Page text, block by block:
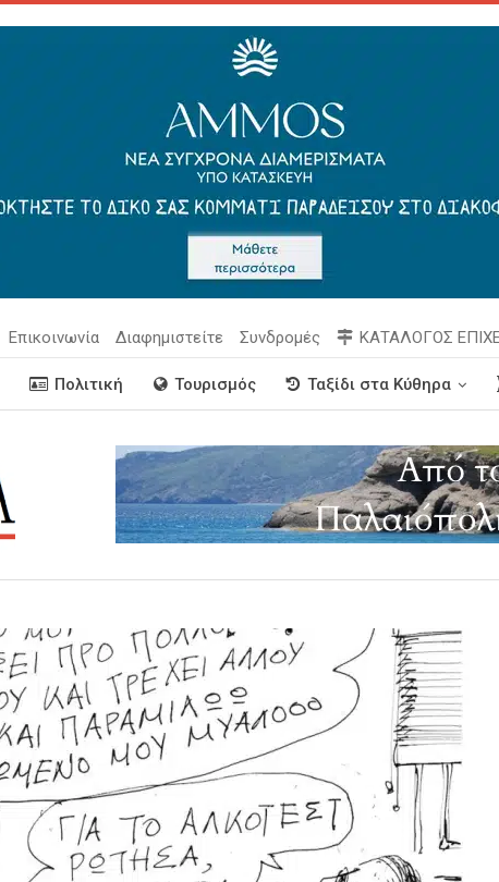
Επικοινωνία Διαφημιστείτε Συνδρομές ΚΑΤΑΛΟΓΟΣ
Πολιτική Τουρισμός Ταξίδι στα Κύθηρα